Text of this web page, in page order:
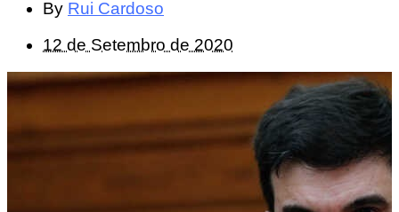
By Rui Cardoso
12 de Setembro de 2020